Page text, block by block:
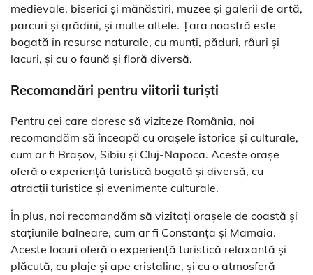
medievale, biserici și mănăstiri, muzee și galerii de artă,
parcuri și grădini, și multe altele. Țara noastră este
bogată în resurse naturale, cu munți, păduri, râuri și
lacuri, și cu o faună și floră diversă.
Recomandări pentru viitorii turiști
Pentru cei care doresc să viziteze România, noi
recomandăm să înceapă cu orașele istorice și culturale,
cum ar fi Brașov, Sibiu și Cluj-Napoca. Aceste orașe
oferă o experiență turistică bogată și diversă, cu
atracții turistice și evenimente culturale.
În plus, noi recomandăm să vizitați orașele de coastă și
stațiunile balneare, cum ar fi Constanța și Mamaia.
Aceste locuri oferă o experiență turistică relaxantă și
plăcută, cu plaje și ape cristaline, și cu o atmosferă